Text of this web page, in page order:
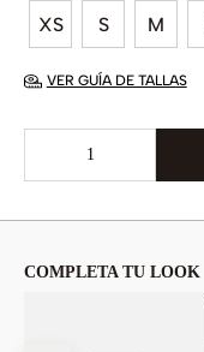
XS S M
VER GUÍA DE TALLAS
COMPLETA TU LOOK